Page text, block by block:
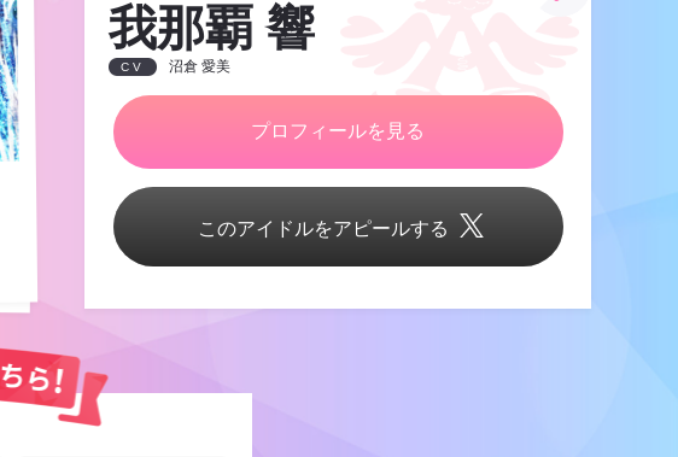
我那覇 響
CV 沼倉 愛美
プロフィールを見る
このアイドルをアピールする